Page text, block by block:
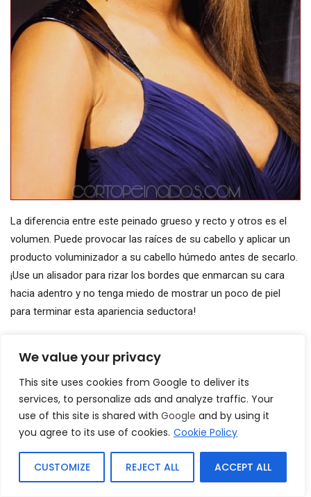
We value your privacy
This site uses cookies from Google to deliver its
services, to personalize ads and analyze traffic. Your
use of this site is shared with Google and by using it
you agree to its use of cookies. Cookie Policy
CUSTOMIZE REJECT ALL ACCEPT ALL
La diferencia entre este peinado grueso y recto y otros es el
volumen. Puede provocar las raíces de su cabello y aplicar un
producto voluminizador a su cabello húmedo antes de secarlo.
¡Use un alisador para rizar los bordes que enmarcan su cara
hacia adentro y no tenga miedo de mostrar un poco de piel
para terminar esta apariencia seductora!